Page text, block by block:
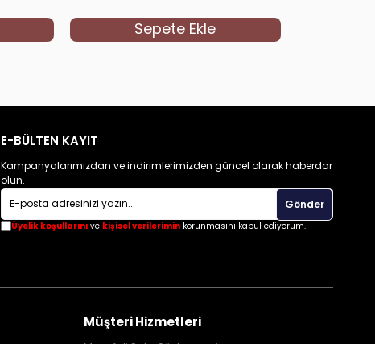
Sepete Ekle
E-BÜLTEN KAYIT
Kampanyalarımızdan ve indirimlerimizden güncel olarak haberdar
olun.
Gönder
Üyelik koşullarınıve kişisel verileriminkorunmasını kabul ediyorum.
Müşteri Hizmetleri